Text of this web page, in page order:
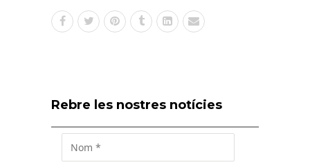
Rebre les nostres notícies